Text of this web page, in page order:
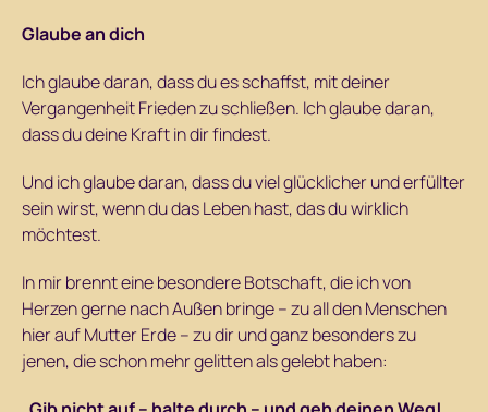
Glaube an dich
Ich glaube daran, dass du es schaffst, mit deiner
Vergangenheit Frieden zu schließen. Ich glaube daran,
dass du deine Kraft in dir findest.
Und ich glaube daran, dass du viel glücklicher und erfüllter
sein wirst, wenn du das Leben hast, das du wirklich
möchtest.
In mir brennt eine besondere Botschaft, die ich von
Herzen gerne nach Außen bringe – zu all den Menschen
hier auf Mutter Erde – zu dir und ganz besonders zu
jenen, die schon mehr gelitten als gelebt haben: